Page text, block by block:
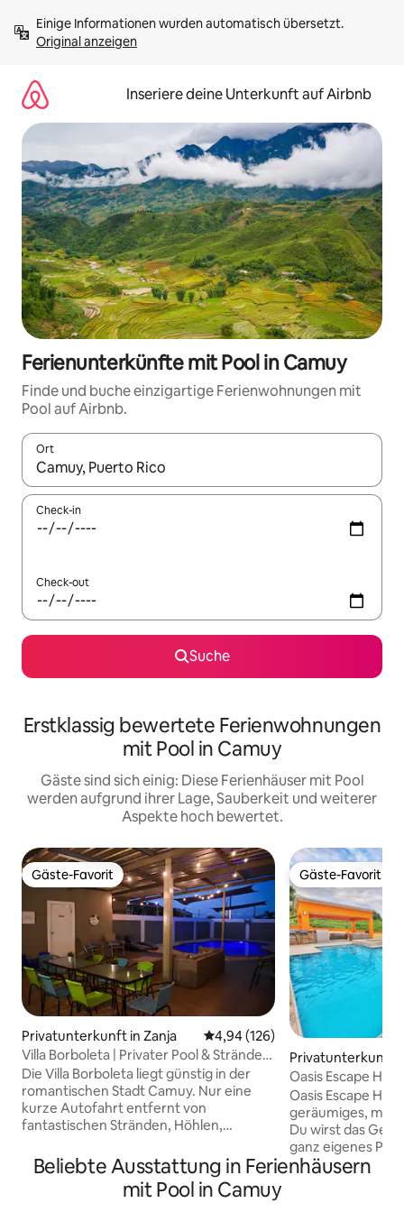
Inhalten
springenOriginal anzeigen
Inseriere deine Unterkunft auf Airbnb
Ferienunterkünfte mit Pool in Camuy
Finde und buche einzigartige Ferienwohnungen mit
Pool auf Airbnb.
Ort
Wenn Ergebnisse verfügbar sind, navigiere mit den
Check-in
Check-out
Suche
Erstklassig bewertete Ferienwohnungen
mit Pool in Camuy
Gäste sind sich einig: Diese Ferienhäuser mit Pool
werden aufgrund ihrer Lage, Sauberkeit und weiterer
Aspekte hoch bewertet.
Gäste-Favorit
Gäste-Favorit
Privatunterkunft in Zanja Durchschnittliche Bewertung:
4,94 (126)
Villa Borboleta | Privater Pool & Strände
in der Nähe
Die Villa Borboleta liegt günstig in der
romantischen Stadt Camuy. Nur eine
kurze Autofahrt entfernt von
fantastischen Stränden, Höhlen,
vorstellen kann! Das Haus verfügt über
einen großen spektakulären privaten
Pool, einen Pavillon mit Sitzbereichen
Gäste-Favorit
Gäste-Favorit
Privatunterkunft
Oasis Escape
– Klimaanlage
Oasis Escape
geräumiges,
Du wirst das
ganz eigenes
über einen
Beliebte Ausstattung in Ferienhäusern
mit Pool in Camuy